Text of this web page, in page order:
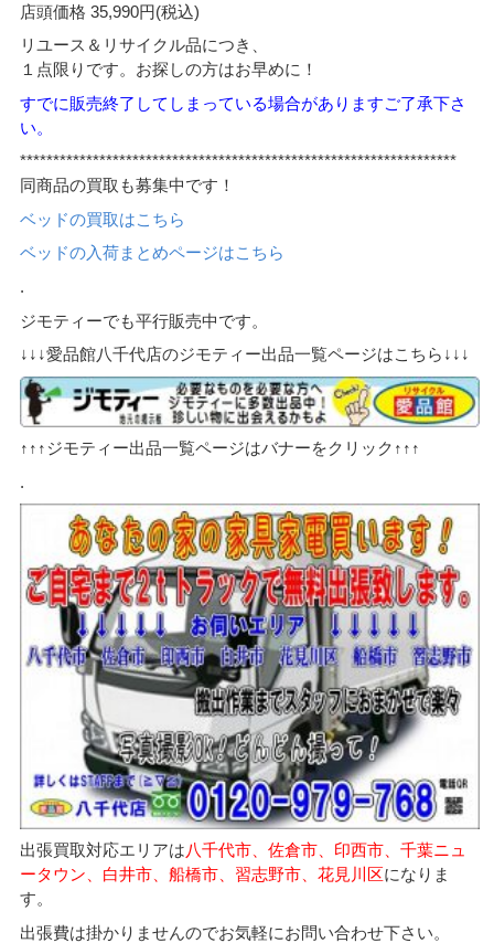
店頭価格 35,990円(税込)
リユース＆リサイクル品につき、
１点限りです。お探しの方はお早めに！
すでに販売終了してしまっている場合がありますご了承下さ
い。
******************************************************************
同商品の買取も募集中です！
ベッドの買取はこちら
ベッドの入荷まとめページはこちら
.
ジモティーでも平行販売中です。
↓↓↓愛品館八千代店のジモティー出品一覧ページはこちら↓↓↓
↑↑↑ジモティー出品一覧ページはバナーをクリック↑↑↑
.
出張買取対応エリアは八千代市、佐倉市、印西市、千葉ニュ
ータウン、白井市、船橋市、習志野市、花見川区になりま
す。
出張費は掛かりませんのでお気軽にお問い合わせ下さい。